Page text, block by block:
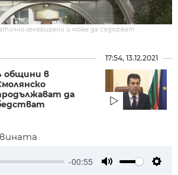
генерирани и може да съдържат
общини в
да
17:54, 13.12.2021
-00:55